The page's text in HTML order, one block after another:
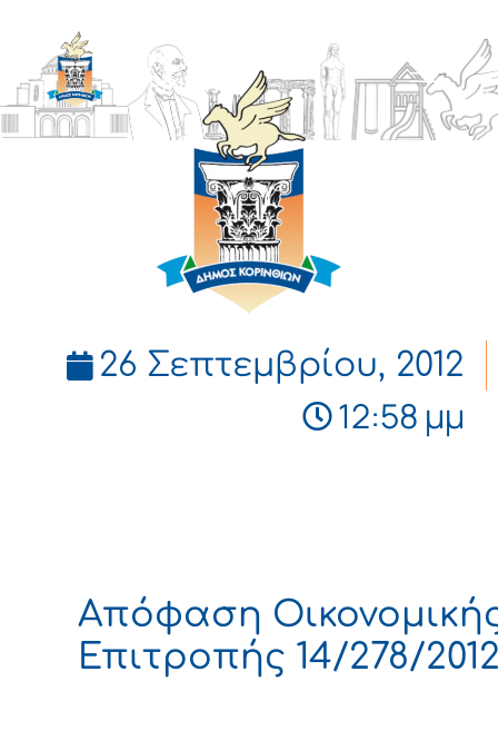
ΔΗΜΟΣ
ΚΟΡΙΝΘΙΩΝ
26 Σεπτεμβρίου, 2012
12:58 μμ
Απόφαση
Επιτροπής 14/278/